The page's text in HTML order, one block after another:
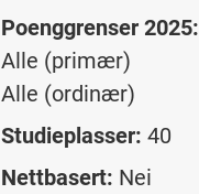
Poenggrenser 2025:
Alle (primær)
Alle (ordinær)
Studieplasser: 40
Nettbasert: Nei